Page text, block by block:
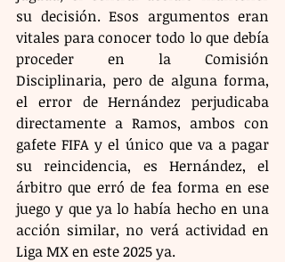
su decisión. Esos argumentos eran
vitales para conocer todo lo que debía
proceder en la Comisión
Disciplinaria, pero de alguna forma,
el error de Hernández perjudicaba
directamente a Ramos, ambos con
gafete FIFA y el único que va a pagar
su reincidencia, es Hernández, el
árbitro que erró de fea forma en ese
juego y que ya lo había hecho en una
acción similar, no verá actividad en
Liga MX en este 2025 ya.